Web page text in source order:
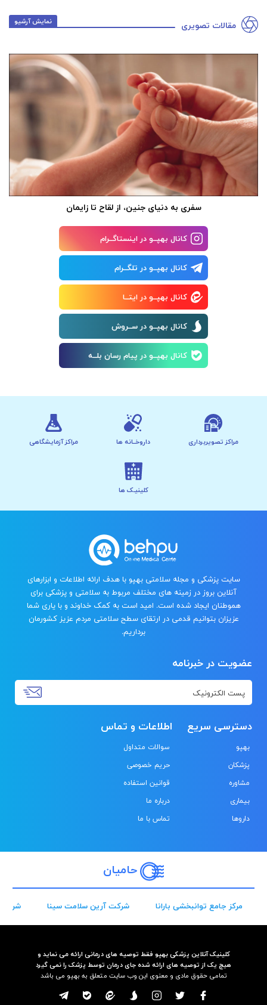
مقالات تصویری نمایش آرشیو
سفری به دنیای جنین، از لقاح تا زایمان
کانال بهپــو در اینستاگــرام
کانال بهپــو در تلگــرام
کانال بهپــو در ایتــا
کانال بهپــو در ســروش
کانال بهپــو در پیام رسان بلــه
مراکز تصویربرداری داروخــانه ها مراکز آزمایشگاهی
کلینیـک ها
سایت پزشکی و مجله سلامتی بهپو با هدف ارائه اطلاعات و ابزارهای
آنلاین بروز در زمینه های مختلف مربوط به سلامتی و پزشکی برای
هموطنان ایجاد شده است. امید است به کمک خداوند و با یاری شما
عزیزان بتوانیم قدمی در ارتقای سطح سلامتی مردم عزیز کشورمان
برداریم.
عضویت در خبرنامه
دسترسی سریع
بهپو
پزشکان
مشاوره
بیماری
داروها
اطلاعات و تماس
سوالات متداول
حریم خصوصی
قوانین استفاده
درباره ما
تماس با ما
حامیان
مرکز جامع توانبخشی بارانا شرکت آرین سلامت سینا شرکت
کلینیک آنلاین پزشکی بهپو فقط توصیه های درمانی ارائه می نماید و
هیچ یک از توصیه های ارائه شده جای درمان توسط پزشک را نمی گیرد
تمامی حقوق مادی و معنوی این وب سایت متعلق به بهپو می باشد